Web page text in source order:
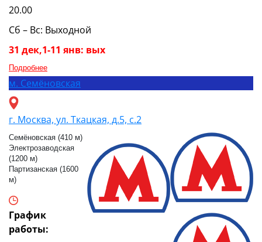
20.00
Сб – Вс: Выходной
31 дек,1-11 янв: вых
Подробнее
м. Семёновская
г. Москва, ул. Ткацкая, д.5, с.2
Семёновская (410 м)
Электрозаводская
(1200 м)
Партизанская (1600
м)
График
работы: